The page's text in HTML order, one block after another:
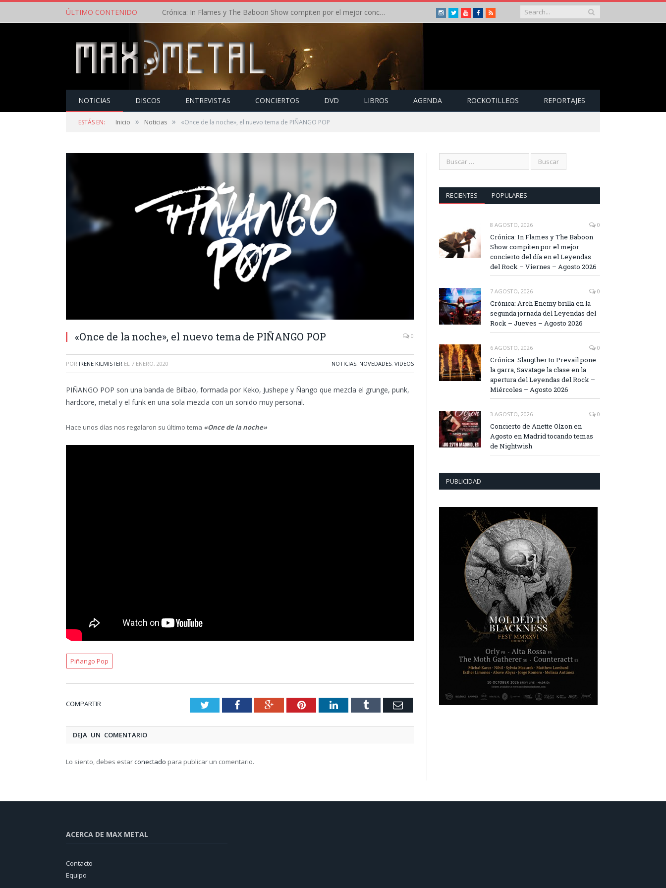
ÚLTIMO CONTENIDO Crónica: In Flames y The Baboon Show compiten por el mejor concierto del día en el Leyendas del Rock – Viernes – Agosto 2026 Instagram
TwitterYoutubeFacebook
RSS
NOTICIAS DISCOS ENTREVISTAS CONCIERTOS DVD LIBROS AGENDA ROCKOTILLEOS REPORTAJES
ESTÁS EN: Inicio » Noticias » «Once de la noche», el nuevo tema de PIÑANGO POP
«Once de la noche», el nuevo tema de PIÑANGO POP 0
POR IRENE KILMISTER EL 7 ENERO, 2020 NOTICIAS, NOVEDADES, VIDEOS
PIÑANGO POP son una banda de Bilbao, formada por Keko, Jushepe y Ñango que mezcla el grunge, punk,
hardcore, metal y el funk en una sola mezcla con un sonido muy personal.
Hace unos días nos regalaron su último tema «Once de la noche»
Piñango Pop
COMPARTIR TwitterFacebookGoogle+PinterestLinkedInTumblr Email
DEJA UN COMENTARIO
Lo siento, debes estarconectado para publicar un comentario.
RECIENTES POPULARES
8 AGOSTO, 2026 0
Crónica: In Flames y The Baboon
Show compiten por el mejor
concierto del día en el Leyendas
del Rock – Viernes – Agosto 2026
7 AGOSTO, 2026 0
Crónica: Arch Enemy brilla en la
segunda jornada del Leyendas del
Rock – Jueves – Agosto 2026
6 AGOSTO, 2026 0
Crónica: Slaugther to Prevail pone
la garra, Savatage la clase en la
apertura del Leyendas del Rock –
Miércoles – Agosto 2026
3 AGOSTO, 2026 0
Concierto de Anette Olzon en
Agosto en Madrid tocando temas
de Nightwish
PUBLICIDAD
ACERCA DE MAX METAL
Contacto
Equipo